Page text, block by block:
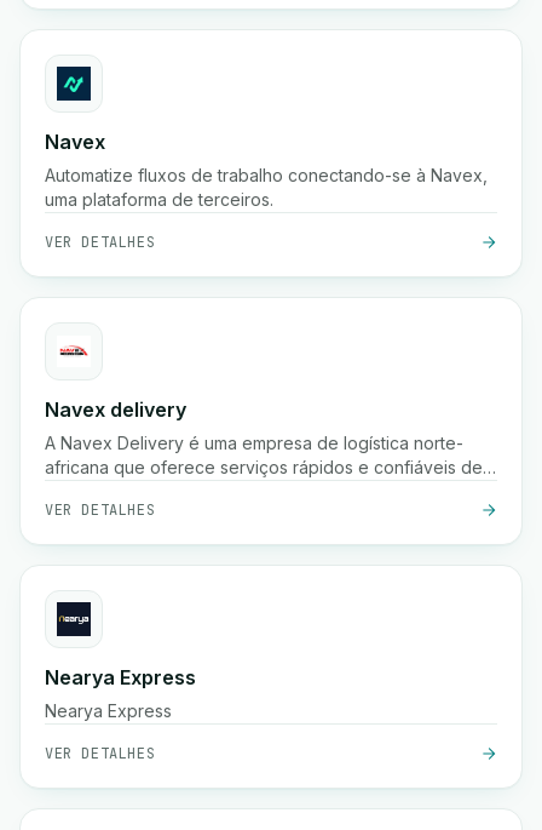
Navex
Automatize fluxos de trabalho conectando-se à Navex,
uma plataforma de terceiros.
VER DETALHES
Navex delivery
A Navex Delivery é uma empresa de logística norte-
africana que oferece serviços rápidos e confiáveis de
nacional e rastreamento em tempo real para e-
commerce e empresas.
VER DETALHES
Nearya Express
Nearya Express
VER DETALHES